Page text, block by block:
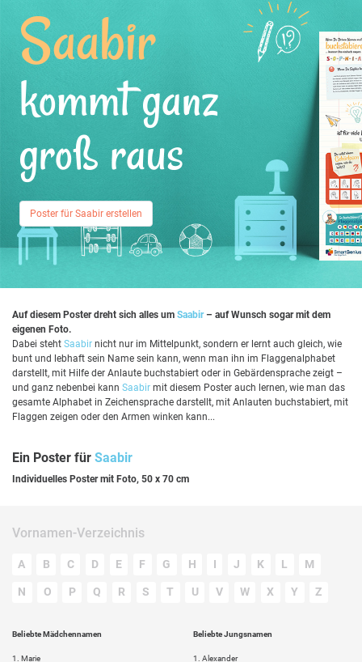
Saabir
kommt ganz
groß raus
Poster für Saabir erstellen
Auf diesem Poster dreht sich alles um Saabir– auf Wunsch sogar mit dem
eigenen Foto.
Dabei steht Saabir nicht nur im Mittelpunkt, sondern er lernt auch gleich, wie
bunt und lebhaft sein Name sein kann, wenn man ihn im Flaggenalphabet
darstellt, mit Hilfe der Anlaute buchstabiert oder in Gebärdensprache zeigt –
und ganz nebenbei kann Saabir mit diesem Poster auch lernen, wie man das
gesamte Alphabet in Zeichensprache darstellt, mit Anlauten buchstabiert, mit
Flaggen zeigen oder den Armen winken kann...
Ein Poster für Saabir
Individuelles Poster mit Foto, 50 x 70 cm
Vornamen-Verzeichnis
A B C D E F G H I J K L M
N O P Q R S T U V W X Y Z
Beliebte Mädchennamen
1. Marie
Beliebte Jungsnamen
1. Alexander